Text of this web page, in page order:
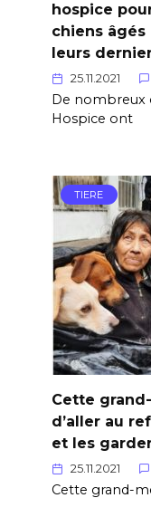
hospice
chiens âgés
leurs
25.11.2021
De nombreux
Hospice ont
TIERE
Cette
d’aller au
et les
25.11.2021
Cette grand-